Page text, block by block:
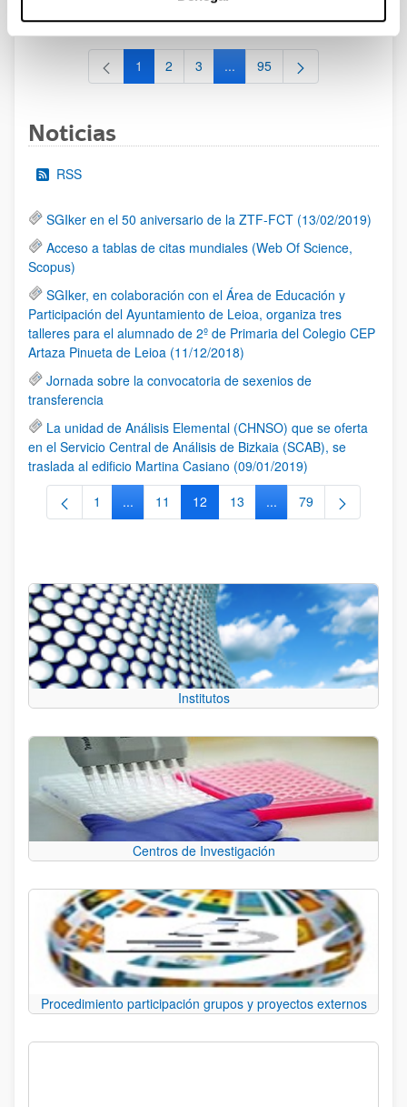
al 30/07/2026 (ambos incluídos)
Página
1 Página
2 Página
3 ...Páginas intermedias Use TAB
Página
95
Noticias
RSS
SGIker en el 50 aniversario de la ZTF-FCT (13/02/2019)
Acceso a tablas de citas mundiales (Web Of Science,
Scopus)
SGIker, en colaboración con el Área de Educación y
Participación del Ayuntamiento de Leioa, organiza tres
talleres para el alumnado de 2º de Primaria del Colegio CEP
Artaza Pinueta de Leioa (11/12/2018)
Jornada sobre la convocatoria de sexenios de
transferencia
La unidad de Análisis Elemental (CHNSO) que se oferta
en el Servicio Central de Análisis de Bizkaia (SCAB), se
traslada al edificio Martina Casiano (09/01/2019)
Página
1 ...Páginas intermedias Use TAB para desplazarse.
Página
11 Página
12 Página
13 ...Páginas intermedias
Página
79
Institutos
Centros de Investigación
Procedimiento participación grupos y proyectos externos